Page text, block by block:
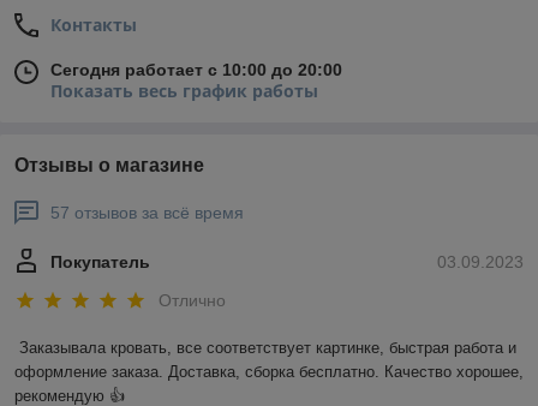
Контакты
Сегодня работает с 10:00 до 20:00
Показать весь график работы
Отзывы о магазине
57 отзывов за всё время
03.09.2023
Покупатель
Отлично
Заказывала кровать, все соответствует картинке, быстрая работа и
оформление заказа. Доставка, сборка бесплатно. Качество хорошее,
рекомендую 👍